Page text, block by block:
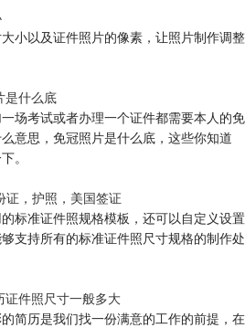
小以及证件照片的像素，让照片制作调整
是什么底
场考试或者办理一个证件都需要本人的免
意思，免冠照片是什么底，这些你知道
。
证，护照，美国签证
标准证件照规格模板，还可以自定义设置
支持所有的标准证件照尺寸规格的制作处
证件照尺寸一般多大
简历是我们找一份满意的工作的前提，在